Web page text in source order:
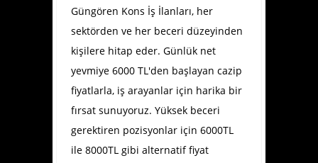
Güngören Kons İş İlanları, her
sektörden ve her beceri düzeyinden
kişilere hitap eder. Günlük net
yevmiye 6000 TL'den başlayan cazip
fiyatlarla, iş arayanlar için harika bir
fırsat sunuyoruz. Yüksek beceri
gerektiren pozisyonlar için 6000TL
ile 8000TL gibi alternatif fiyat